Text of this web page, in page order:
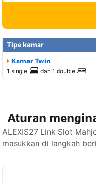
Tipe kamar
Kamar Twin
1 single dan 1 double
Aturan
ALEXIS27 Link Slot
masukkan di langkah
Lihat ketersediaan